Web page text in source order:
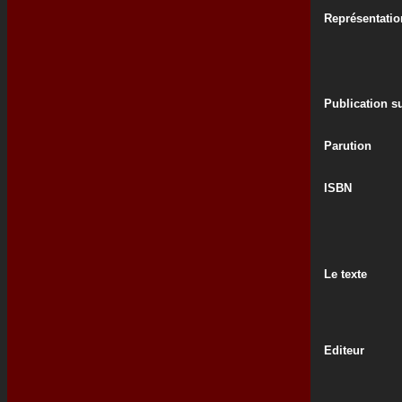
Publication
Parution
ISBN
Le texte
Editeur